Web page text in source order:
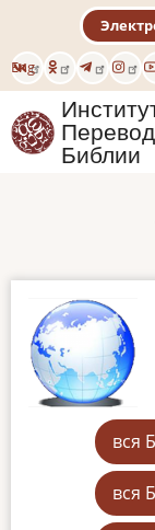
основному
содержанию
Eng
Библии
вся
вся